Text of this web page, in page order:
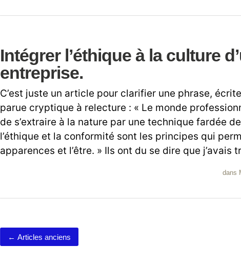
Intégrer l’éthique à la culture
entreprise.
C’est juste un article pour clarifier une phrase,
parue cryptique à relecture : « Le monde
de s’extraire à la nature par une technique fardée
l’éthique et la conformité sont les principes qui
apparences et l’être. » Ils ont du se dire que j’avais
dans
← Articles anciens